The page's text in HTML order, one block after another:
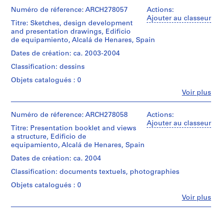
V
a
l
l
c
a
s
d
r
i
d
,
S
p
Description:
File's
title:
Alcalá
de
Henares,
edificio
de
Quantité
Type
d’objet:
1
file
Collation:
12
printouts
Caractéristiques
institutions:
&
Herreros
(archive
creator)
Description:
Possibly
project
Edificio
equipamiento,
Alcalá
de
Henares.
Further
investigation
required.
Quantité
Actions:
Ajouter au classeur
Voir plus
Numéro de réference: ARCH278057
Titre: Sketches, design development
and presentation drawings, Edificio
de equipamiento, Alcalá de Henares, Spain
Dates de création: ca. 2003-2004
Classification: dessins
Objets catalogués : 0
institutions:
&
Herreros
(architectural
firm)
&
Herreros
(archive
Actions:
Ajouter au classeur
Voir plus
Numéro de réference: ARCH278058
Titre: Presentation booklet and views
a structure, Edificio de
equipamiento, Alcalá de Henares, Spain
Dates de création: ca. 2004
Classification: documents textuels, photographies
Objets catalogués : 0